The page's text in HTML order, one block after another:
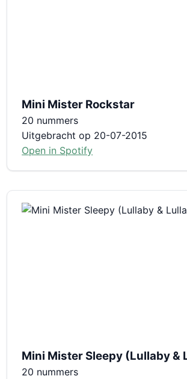
Mini Mister Rockstar
20 nummers
Uitgebracht op 20-07-2015
Open in Spotify
Mini Mister Sleepy (Lullaby &
20 nummers